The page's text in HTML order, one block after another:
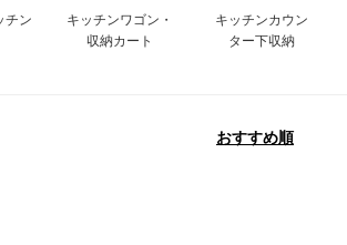
チン
キッチンワゴン・
収納カート
キッチンカウン
ター下収納
おすすめ順